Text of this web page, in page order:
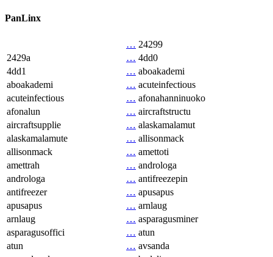
PanLinx
… 24299
2429a
… 4dd0
4dd1
… aboakademi
aboakademi
… acuteinfectious
acuteinfectious
… afonahanninuoko
afonalun
… aircraftstructu
aircraftsupplie
… alaskamalamut
alaskamalamute
… allisonmack
allisonmack
… amettoti
amettrah
… androloga
androloga
… antifreezepin
antifreezer
… apusapus
apusapus
… arnlaug
arnlaug
… asparagusminer
asparagusoffici
… atun
atun
… avsanda